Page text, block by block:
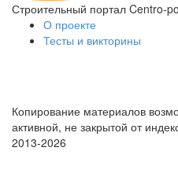
Строительный портал Centro-
О проекте
Тесты и викторины
Копирование материалов
активной, не закрытой от
2013-2026